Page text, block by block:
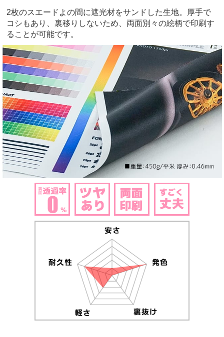
2枚のスエードよの間に遮光材をサンドした生地。厚手で
コシもあり、裏移りしないため、両面別々の絵柄で印刷す
ることが可能です。